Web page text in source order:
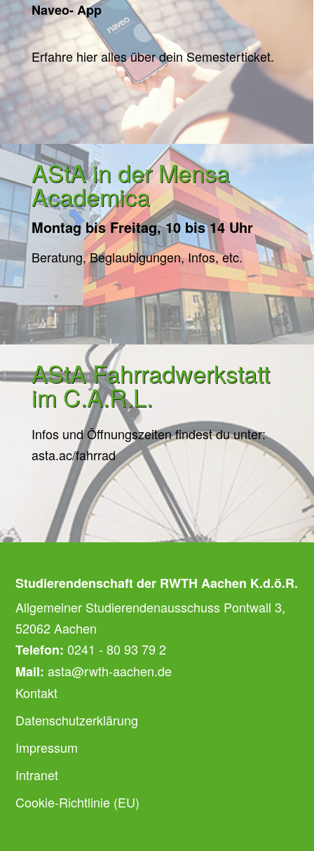
Naveo- App
Erfahre hier alles über dein Semesterticket.
AStA in der Mensa
Academica
Montag bis Freitag, 10 bis 14 Uhr
Beratung, Beglaubigungen, Infos, etc.
AStA Fahrradwerkstatt
im C.A.R.L.
Infos und Öffnungszeiten findest du unter:
asta.ac/fahrrad
Studierendenschaft der RWTH Aachen K.d.ö.R.
Allgemeiner Studierendenausschuss Pontwall 3,
52062 Aachen
Telefon: 0241 - 80 93 79 2
Mail: asta@rwth-aachen.de
Kontakt
Datenschutzerklärung
Impressum
Intranet
Cookie-Richtlinie (EU)